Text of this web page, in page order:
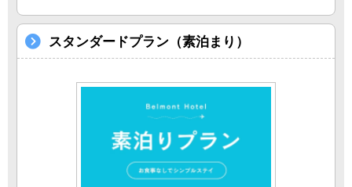
スタンダードプラン（素泊まり）